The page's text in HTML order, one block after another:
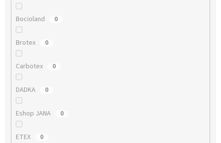
Bocioland 0
Brotex 0
Carbotex 0
DADKA 0
Eshop JANA 0
ETEX 0